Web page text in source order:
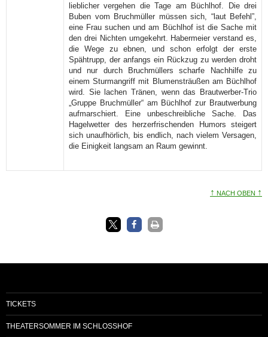
lieblicher vergehen die Tage am Büchlhof. Die drei
Buben vom Bruchmüller müssen sich, “laut Befehl”,
eine Frau suchen und am Büchlhof ist die Sache mit
den drei Nichten umgekehrt. Habermeier verstand es,
die Wege zu ebnen, und schon erfolgt der erste
Spähtrupp, der anfangs ein Rückzug zu werden droht
und nur durch Bruchmüllers scharfe Nachhilfe zu
einem Sturmangriff mit Blumensträußen am Büchlhof
wird. Sie lachen Tränen, wenn das Brautwerber-Trio
„Gruppe Bruchmüller“ am Büchlhof zur Brautwerbung
aufmarschiert. Eine unbeschreibliche Sache. Das
Hagelwetter des herzerfrischenden Humors steigert
sich unaufhörlich, bis endlich, nach vielem Versagen,
die Einigkeit langsam an Raum gewinnt.
↑ NACH OBEN ↑
TICKETS
THEATERSOMMER IM SCHLOSSHOF